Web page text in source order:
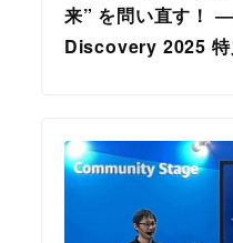
来” を問い直す！
Discovery 2025 特